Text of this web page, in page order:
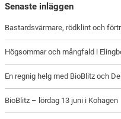
Senaste inläggen
Bastardsvärmare, rödklint och
Högsommar och mångfald i
En regnig helg med BioBlitz och
BioBlitz – lördag 13 juni i Kohagen